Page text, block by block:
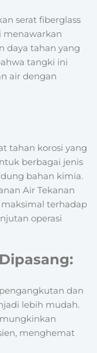
serat fiberglass
menawarkan
daya tahan yang
tangki ini
air dengan
tahan korosi yang
berbagai jenis
bahan kimia.
Air Tekanan
terhadap
operasi
dan
lebih mudah.
menghemat